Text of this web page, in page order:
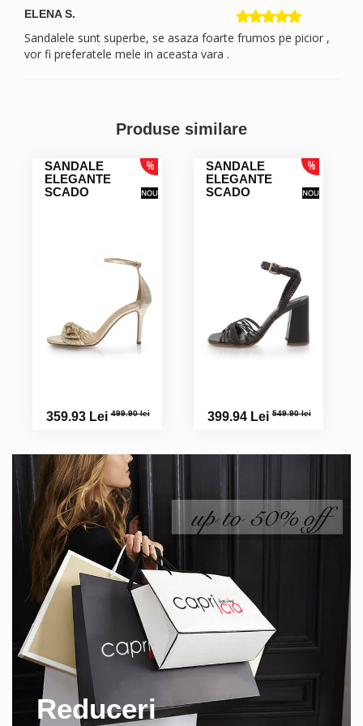
ELENA S.
Sandalele sunt superbe, se asaza foarte frumos pe picior ,
vor fi preferatele mele in aceasta vara .
Produse similare
SANDALE
ELEGANTE
SCADO
359.93 Lei499.90 lei
SANDALE
ELEGANTE
SCADO
399.94 Lei549.90 lei
Reduceri